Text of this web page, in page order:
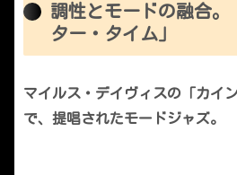
調性とモードの融合。
ター・タイム」
マイルス・デイヴィスの「カイ
で、提唱されたモードジャズ。